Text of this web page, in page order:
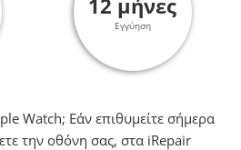
12 μήνες
Εγγύηση
Watch; Εάν επιθυμείτε σήμερα
την οθόνη σας, στα iRepair